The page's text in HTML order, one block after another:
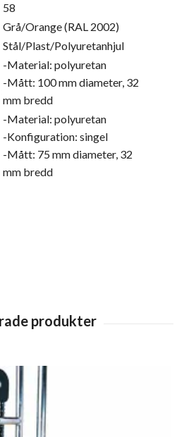
58
Grå/Orange (RAL 2002)
Stål/Plast/Polyuretanhjul
-Material: polyuretan
-Mått: 100 mm diameter, 32
mm bredd
-Material: polyuretan
-Konfiguration: singel
-Mått: 75 mm diameter, 32
mm bredd